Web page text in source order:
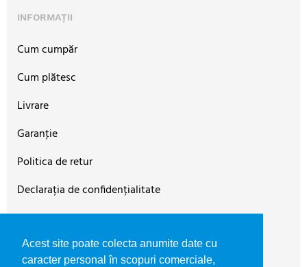
Acest site poate colecta anumite date cu
caracter personal în scopuri comerciale,
INFORMAȚII
Cum cumpăr
Cum plătesc
Livrare
Garanţie
Politica de retur
Declarația de confidențialitate
Termeni şi condiţii
Contact